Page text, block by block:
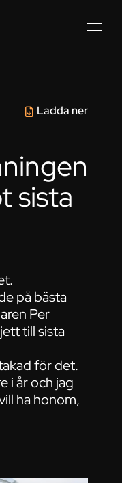
Ladda ner
sista
på bästa
Per
till sista
för det.
i år och jag
ha honom,